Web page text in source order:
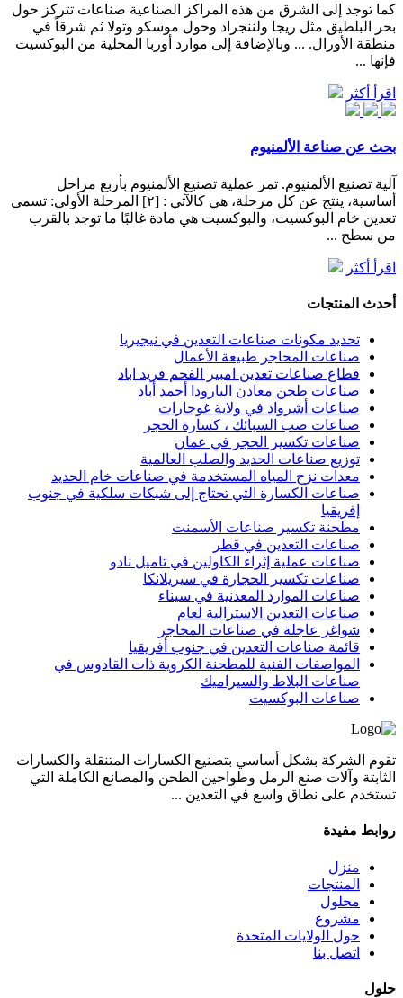
كما توجد إلى الشرق من هذه المراكز الصناعية صناعات تتركز حول
بحر البلطيق مثل ريجا ولننجراد وحول موسكو وتولا ثم شرقاً في
منطقة الأورال. ... وبالإضافة إلى موارد أوربا المحلية من البوكسيت
فإنها ...
اقرأ أكثر
بحث عن صناعة الألمنيوم
آلية تصنيع الألمنيوم. تمر عملية تصنيع الألمنيوم بأربع مراحل
أساسية، ينتج عن كل مرحلة، هي كالآتي : [٢] المرحلة الأولى: تسمى
تعدين خام البوكسيت، والبوكسيت هي مادة غالبًا ما توجد بالقرب
من سطح ...
اقرأ أكثر
أحدث المنتجات
تحديد مكونات صناعات التعدين في نيجيريا
صناعات المحاجر طبيعة الأعمال
قطاع صناعات تعدين امبير الفحم فريد اباد
صناعات طحن معادن البارودا أحمد أباد
صناعات أشرواد في ولاية غوجارات
صناعات صب السبائك ، كسارة الحجر
صناعات تكسير الحجر في عمان
توزيع صناعات الحديد والصلب العالمية
معدات نزح المياه المستخدمة في صناعات خام الحديد
صناعات الكسارة التي تحتاج إلى شبكات سلكية في جنوب
إفريقيا
مطحنة تكسير صناعات الأسمنت
صناعات التعدين في قطر
صناعات عملية إثراء الكاولين في تاميل نادو
صناعات تكسير الحجارة في سيريلانكا
صناعات الموارد المعدنية في سيناء
صناعات التعدين الاسترالية لعام
شواغر عاجلة في صناعات المحاجر
قائمة صناعات التعدين في جنوب أفريقيا
المواصفات الفنية للمطحنة الكروية ذات القادوس في
صناعات البلاط والسيراميك
صناعات البوكسيت
تقوم الشركة بشكل أساسي بتصنيع الكسارات المتنقلة والكسارات
الثابتة وآلات صنع الرمل وطواحين الطحن والمصانع الكاملة التي
تستخدم على نطاق واسع في التعدين ...
روابط مفيدة
منزل
المنتجات
محلول
مشروع
حول الولايات المتحدة
اتصل بنا
حلول